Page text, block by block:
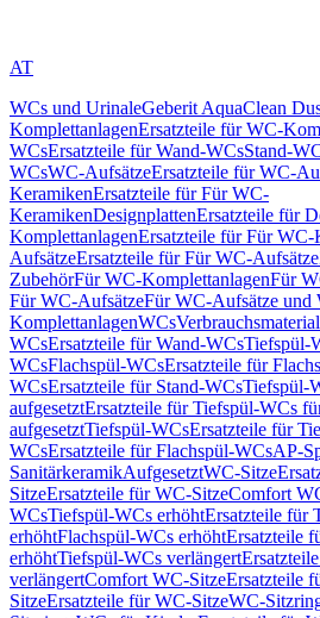
AT
WCs und UrinaleGeberit AquaClean
KomplettanlagenErsatzteile für WC-
WCsErsatzteile für Wand-WCsStand-
WCsWC-AufsätzeErsatzteile für WC-
KeramikenErsatzteile für Für WC-
KeramikenDesignplattenErsatzteile für
KomplettanlagenErsatzteile für Für WC-
AufsätzeErsatzteile für Für WC-Aufsätze
ZubehörFür WC-KomplettanlagenFür
Für WC-AufsätzeFür WC-Aufsätze und
KomplettanlagenWCsVerbrauchsmaterial
WCsErsatzteile für Wand-WCsTiefspül-
WCsFlachspül-WCsErsatzteile für
WCsErsatzteile für Stand-WCsTiefspül-
aufgesetztErsatzteile für Tiefspül-WCs
aufgesetztTiefspül-WCsErsatzteile für
WCsErsatzteile für Flachspül-WCsAP-
SanitärkeramikAufgesetztWC-Sitze
SitzeErsatzteile für WC-SitzeComfort
WCsTiefspül-WCs erhöhtErsatzteile für
erhöhtFlachspül-WCs erhöhtErsatzteile
erhöhtTiefspül-WCs verlängert
verlängertComfort WC-SitzeErsatzteile
SitzeErsatzteile für WC-SitzeWC-